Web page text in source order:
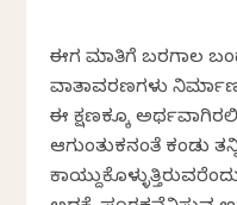
ಈಗ ಮಾತಿಗೆ ಬರಗಾಲ
ವಾತಾವರಣಗಳು
ಈ ಕ್ಷಣಕ್ಕೂ
ಆಗುಂತುಕನಂತೆ ಕಂಡು